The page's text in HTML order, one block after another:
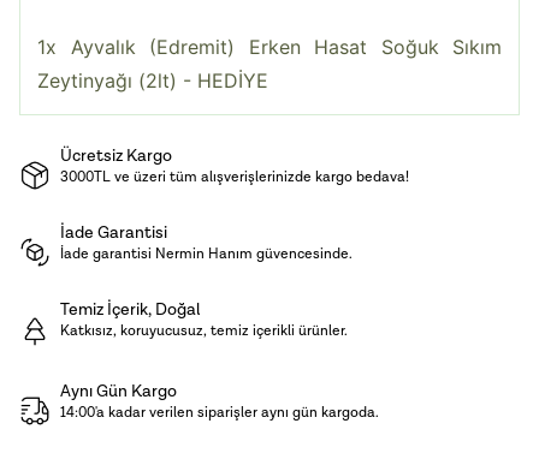
1x Ayvalık (Edremit) Erken Hasat Soğuk Sıkım
Zeytinyağı (2lt) - HEDİYE
Ücretsiz Kargo
3000TL ve üzeri tüm alışverişlerinizde kargo bedava!
İade Garantisi
İade garantisi Nermin Hanım güvencesinde.
Temiz İçerik, Doğal
Katkısız, koruyucusuz, temiz içerikli ürünler.
Aynı Gün Kargo
14:00'a kadar verilen siparişler aynı gün kargoda.